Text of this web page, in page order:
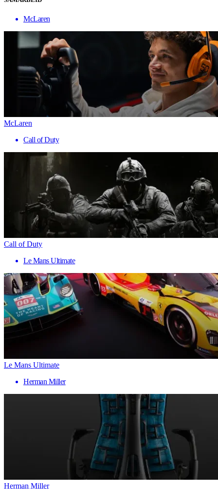
McLaren
McLaren
Call of Duty
Call of Duty
Le Mans Ultimate
Le Mans Ultimate
Herman Miller
Herman Miller